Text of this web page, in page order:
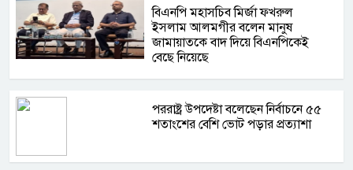
বিএনপি মহাসচিব মির্জা ফখরুল
ইসলাম আলমগীর বলেন মানুষ
জামায়াতকে বাদ দিয়ে বিএনপিকেই
বেছে নিয়েছে
পররাষ্ট্র উপদেষ্টা বলেছেন নির্বাচনে ৫৫
শতাংশের বেশি ভোট পড়ার প্রত্যাশা